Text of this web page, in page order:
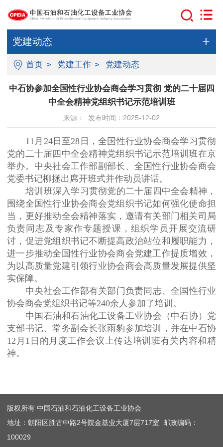
党建动态
首页 > 党建工作 > 党建动态
中石协参加全国性行业协会商会学习贯彻 党的二十届四
中全会精神党组织书记示范培训班
来源： 发布时间：2025-12-02
11月24日至28日，全国性行业协会商会学习贯彻
党的二十届四中全会精神党组织书记示范培训班在京
举办。中央社会工作部副部长、全国性行业协会商会
党委书记柳拯出席开班式并作动员讲话。
培训班深入学习贯彻党的二十届四中全会精神，
围绕全国性行业协会商会党组织书记如何强化使命担
当，更好推动全会精神落实，邀请有关部门相关司局
负责同志及专家作专题授课，组织学员开展交流研
讨，促进党组织书记不断提高政治站位和履职能力，
进一步推动全国性行业协会商会党建工作提质增效，
为以高质量党建引领行业协会商会高质量发展提供坚
实保障。
中央社会工作部有关部门负责同志、全国性行业
协会商会党组织书记等240余人参加了培训。
中国石油和石油化工设备工业协会（中石协）党
支部书记、常务副会长张雨豹参加培训，并在中石协
12月1日的月度工作会议上传达培训班有关内容和精
神。
版权所有 中国石油和石油化工设备工业协会
地址：朝阳区胜古中路2号院金基业大厦7层717室 邮政编码：
100029